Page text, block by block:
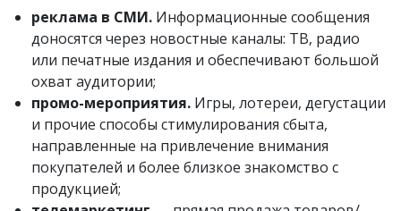
реклама в СМИ. Информационные сообщения
доносятся через новостные каналы: ТВ, радио
или печатные издания и обеспечивают большой
охват аудитории;
промо-мероприятия. Игры, лотереи, дегустации
и прочие способы стимулирования сбыта,
направленные на привлечение внимания
покупателей и более близкое знакомство с
продукцией;